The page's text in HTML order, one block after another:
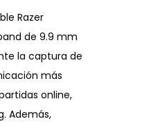
Razer
de 9.9 mm
la captura de
más
online,
Además,